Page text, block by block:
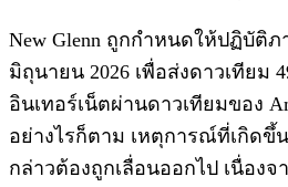
New Glenn ถูกกำหนดให้ปฏิบัติ
มิถุนายน 2026 เพื่อส่งดาวเทียม
อินเทอร์เน็ตผ่านดาวเทียมของ
อย่างไรก็ตาม เหตุการณ์ที่เกิดขึ้
กล่าวต้องถูกเลื่อนออกไป เนื่อง